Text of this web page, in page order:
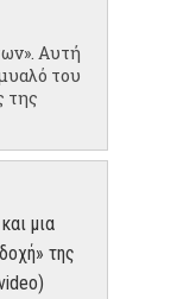
Αυτή
του
της
μια
της